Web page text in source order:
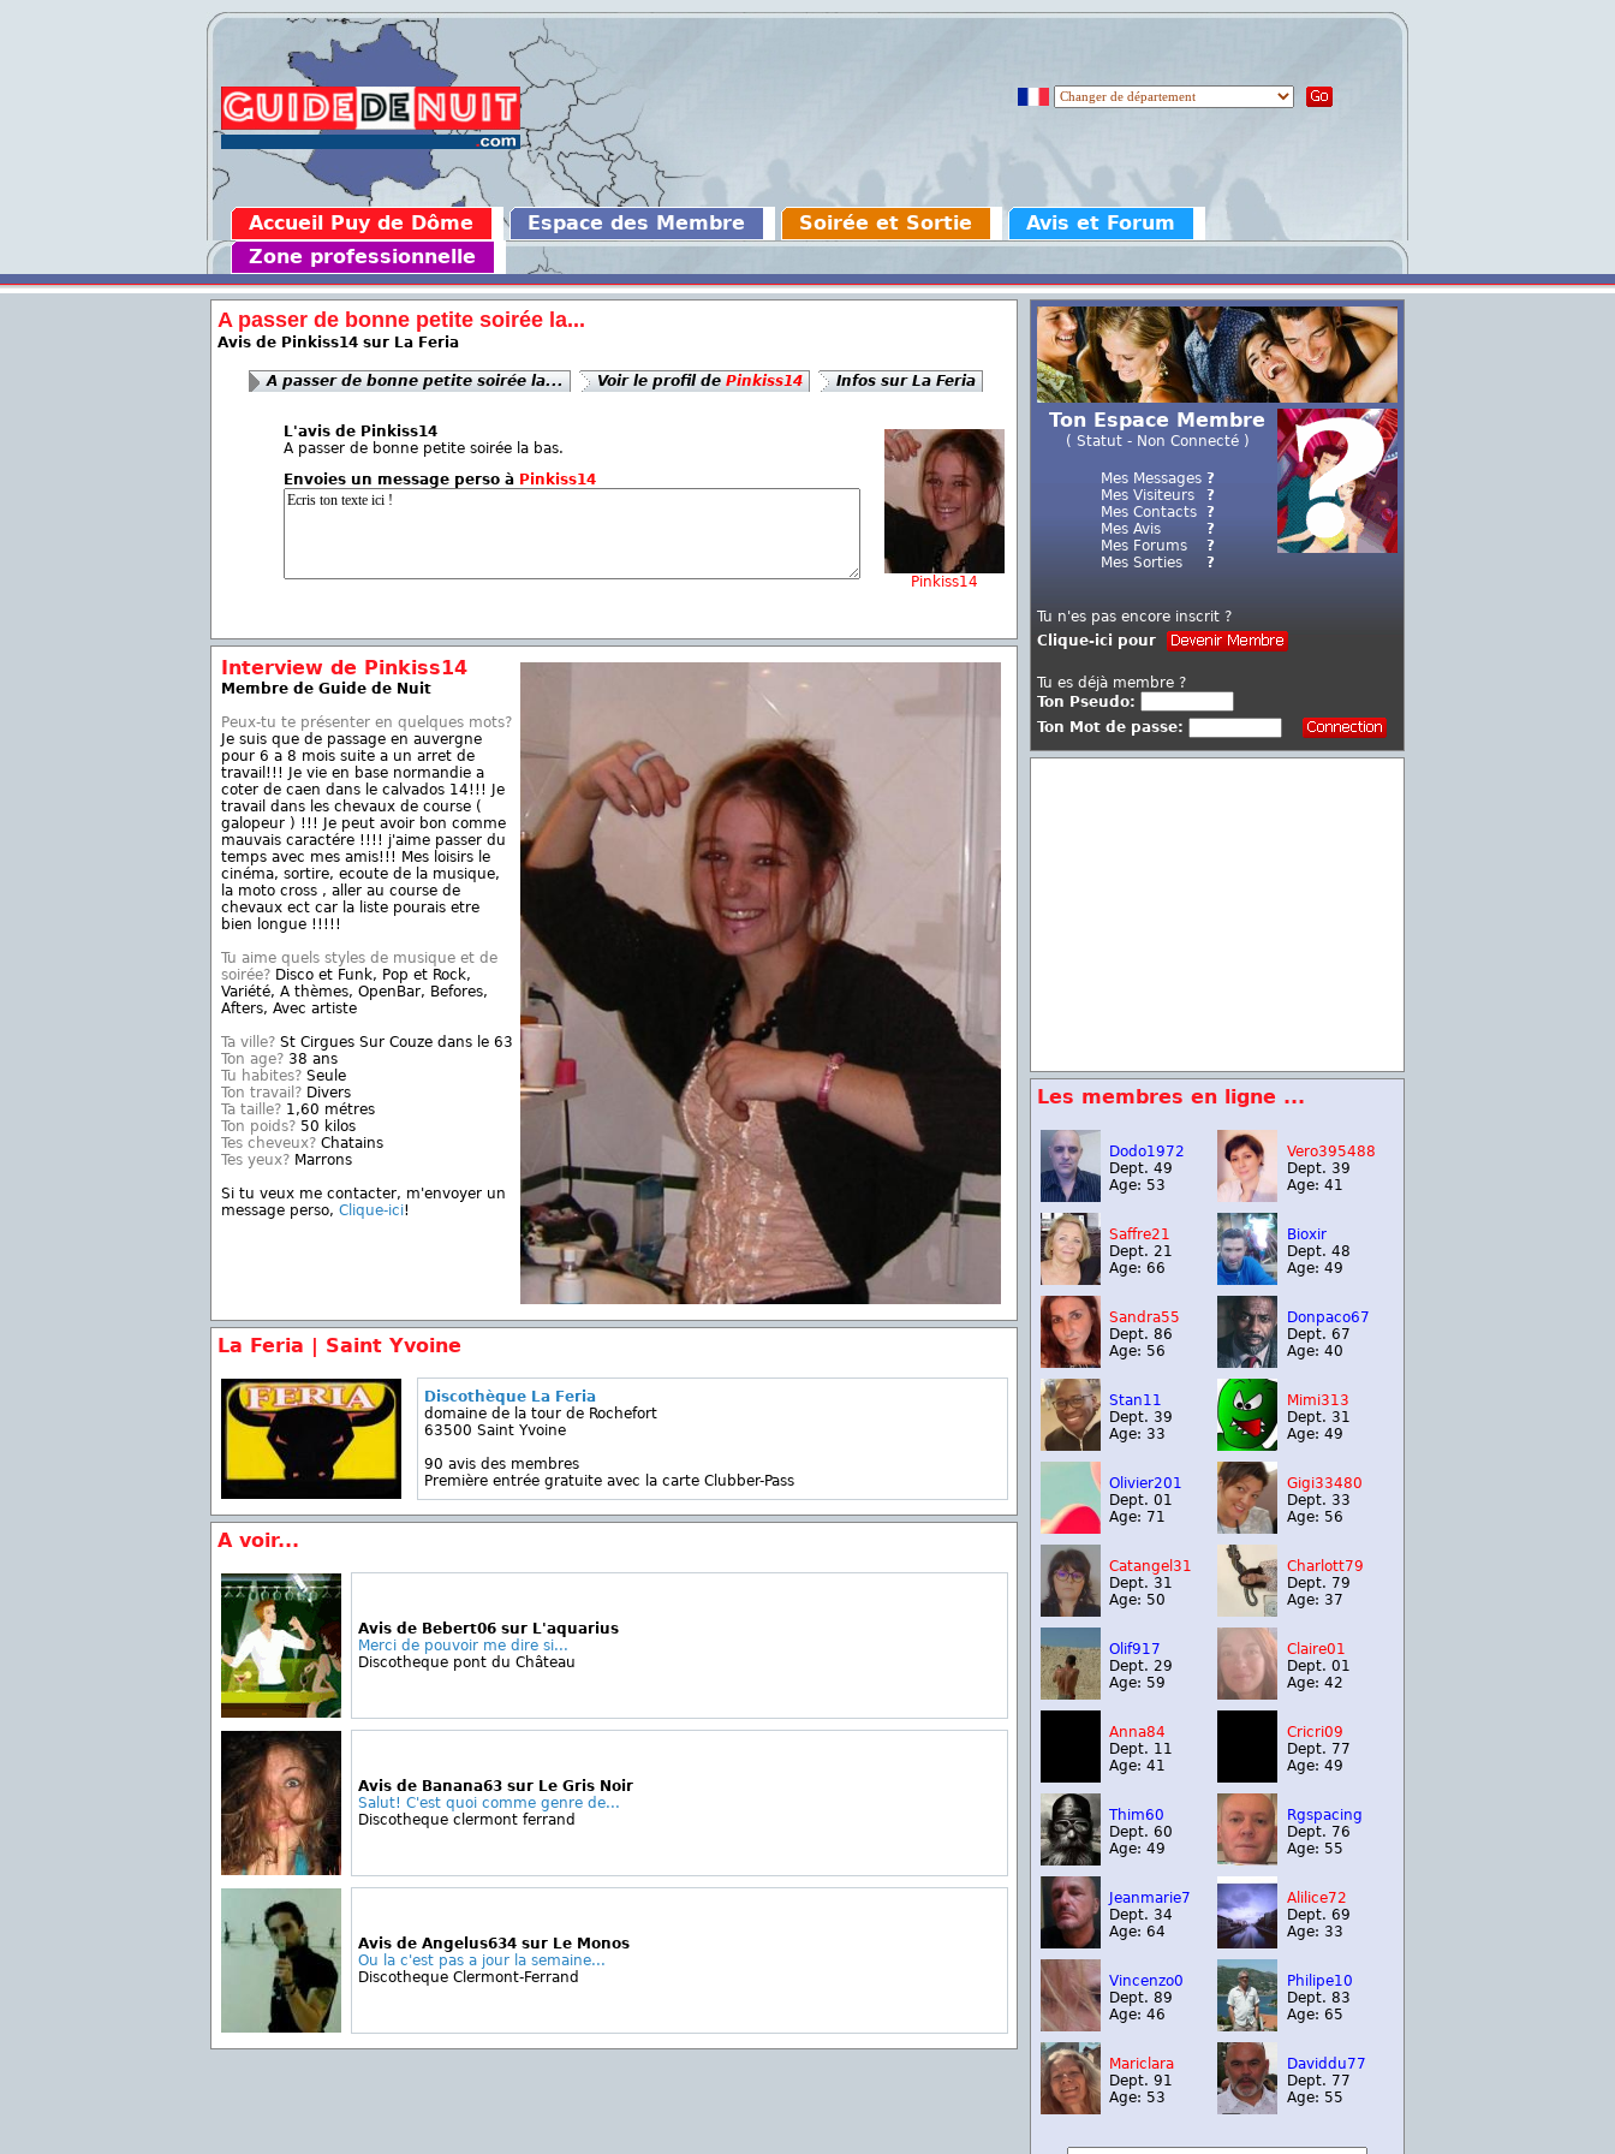
Accueil Puy de Dôme Espace des Membre Soirée et Sortie
Avis et Forum
Zone professionnelle
A passer de bonne petite soirée la...
Avis de Pinkiss14 sur La Feria
A passer de bonne petite soirée la... Voir le profil de Pinkiss14 Infos sur La Feria
Pinkiss14
L'avis de Pinkiss14
A passer de bonne petite soirée la bas.
Envoies un message perso à Pinkiss14
Interview de Pinkiss14
Membre de Guide de Nuit
Peux-tu te présenter en quelques mots?
Je suis que de passage en auvergne
pour 6 a 8 mois suite a un arret de
travail!!! Je vie en base normandie a
coter de caen dans le calvados 14!!! Je
travail dans les chevaux de course (
galopeur ) !!! Je peut avoir bon comme
mauvais caractére !!!! j'aime passer du
temps avec mes amis!!! Mes loisirs le
cinéma, sortire, ecoute de la musique,
la moto cross , aller au course de
chevaux ect car la liste pourais etre
bien longue !!!!!
Tu aime quels styles de musique et de
soirée? Disco et Funk, Pop et Rock,
Variété, A thèmes, OpenBar, Befores,
Afters, Avec artiste
Ta ville? St Cirgues Sur Couze dans le 63
Ton age? 38 ans
Tu habites? Seule
Ton travail? Divers
Ta taille? 1,60 métres
Ton poids? 50 kilos
Tes cheveux? Chatains
Tes yeux? Marrons
Si tu veux me contacter, m'envoyer un
message perso, Clique-ici!
La Feria | Saint Yvoine
Discothèque La Feria
domaine de la tour de Rochefort
63500 Saint Yvoine
90 avis des membres
Première entrée gratuite avec la carte Clubber-Pass
A voir...
Avis de Bebert06 sur L'aquarius
Merci de pouvoir me dire si...
Discotheque pont du Château
Avis de Banana63 sur Le Gris Noir
Salut! C'est quoi comme genre de...
Discotheque clermont ferrand
Avis de Angelus634 sur Le Monos
Ou la c'est pas a jour la semaine...
Discotheque Clermont-Ferrand
Ton Espace Membre
( Statut - Non Connecté )
Mes Messages
Mes Visiteurs
Mes Contacts
Mes Avis
Mes Forums
Mes Sorties
?
?
?
?
?
?
Tu n'es pas encore inscrit ?
Clique-ici pour
Tu es déjà membre ?
Ton Pseudo:
Ton Mot de passe:
Les membres en ligne ...
Dodo1972
Dept. 49
Age: 53
Vero395488
Dept. 39
Age: 41
Saffre21
Dept. 21
Age: 66
Bioxir
Dept. 48
Age: 49
Sandra55
Dept. 86
Age: 56
Donpaco67
Dept. 67
Age: 40
Stan11
Dept. 39
Age: 33
Mimi313
Dept. 31
Age: 49
Olivier201
Dept. 01
Age: 71
Gigi33480
Dept. 33
Age: 56
Catangel31
Dept. 31
Age: 50
Charlott79
Dept. 79
Age: 37
Olif917
Dept. 29
Age: 59
Claire01
Dept. 01
Age: 42
Anna84
Dept. 11
Age: 41
Cricri09
Dept. 77
Age: 49
Thim60
Dept. 60
Age: 49
Rgspacing
Dept. 76
Age: 55
Jeanmarie7
Dept. 34
Age: 64
Alilice72
Dept. 69
Age: 33
Vincenzo0
Dept. 89
Age: 46
Philipe10
Dept. 83
Age: 65
Mariclara
Dept. 91
Age: 53
Daviddu77
Dept. 77
Age: 55